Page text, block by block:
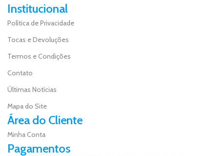
Institucional
Política de Privacidade
Tocas e Devoluções
Termos e Condições
Contato
Últimas Notícias
Mapa do Site
Área do Cliente
Minha Conta
Pagamentos